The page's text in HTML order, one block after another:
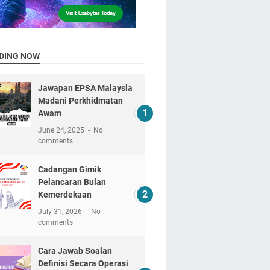
NOW
Jawapan EPSA Malaysia
Madani Perkhidmatan
Awam
June 24, 2025
No
comments
Cadangan Gimik
Pelancaran Bulan
Kemerdekaan
July 31, 2026
No
comments
Cara Jawab Soalan
Definisi Secara Operasi